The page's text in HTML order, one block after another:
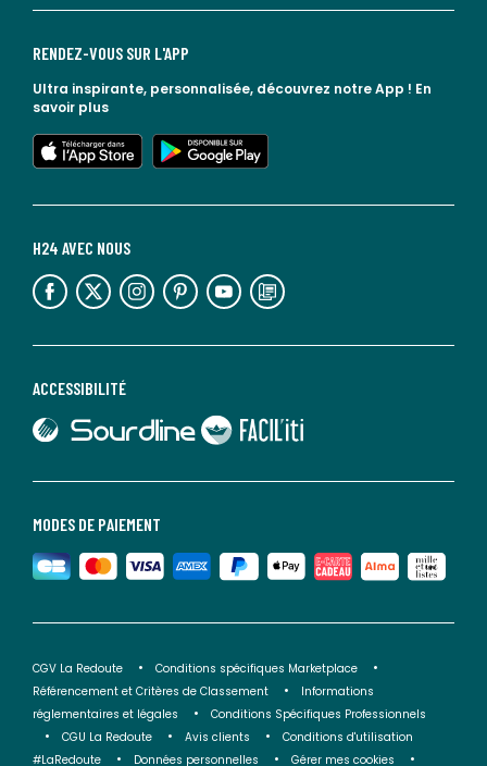
MODES DE PAIEMENT
ACCESSIBILITÉ
lien vers Sourdline
lien vers Faciliti
H24 AVEC NOUS
lien vers l'espace réseaux sociaux lien vers l'espace réseaux sociaux lien vers l'espace réseaux sociaux lien vers l'espace réseaux sociaux lien vers l'espace réseaux sociaux lien vers le blog la redoute
RENDEZ-VOUS SUR L'APP
Ultra inspirante, personnalisée, découvrez notre App ! En
savoir plus
lien vers l'app store
lien vers google play
CGV La Redoute
Conditions spécifiques Marketplace
Référencement et Critères de Classement
Informations
réglementaires et légales
Conditions Spécifiques Professionnels
CGU La Redoute
Avis clients
Conditions d'utilisation
#LaRedoute
Données personnelles Gérer mes cookies